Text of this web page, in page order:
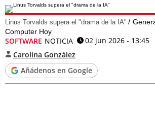
Linus Torvalds supera el "drama de la IA"
Computer Hoy
SOFTWARE NOTICIA
02 jun 2026 - 13:45
Carolina González
Añádenos en Google